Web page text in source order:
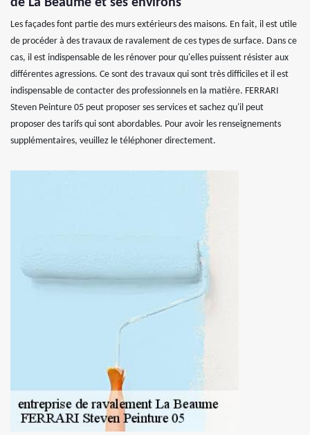
de La Beaume et ses environs
Les façades font partie des murs extérieurs des maisons. En fait, il est utile
de procéder à des travaux de ravalement de ces types de surface. Dans ce
cas, il est indispensable de les rénover pour qu'elles puissent résister aux
différentes agressions. Ce sont des travaux qui sont très difficiles et il est
indispensable de contacter des professionnels en la matière. FERRARI
Steven Peinture 05 peut proposer ses services et sachez qu'il peut
proposer des tarifs qui sont abordables. Pour avoir les renseignements
supplémentaires, veuillez le téléphoner directement.